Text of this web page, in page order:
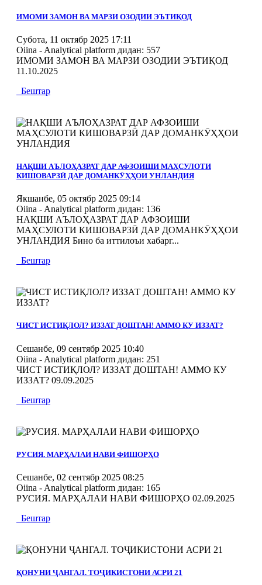
ИМОМИ ЗАМОН ВА МАРЗИ ОЗОДИИ ЭЪТИҚОД
Субота, 11 октябр 2025 17:11
Oiina - Analytical platform дидан: 557
ИМОМИ ЗАМОН ВА МАРЗИ ОЗОДИИ ЭЪТИҚОД
11.10.2025
Бештар
НАҚШИ АЪЛОҲАЗРАТ ДАР АФЗОИШИ МАҲСУЛОТИ
КИШОВАРЗӢ ДАР ДОМАНКӮҲҲОИ УНЛАНДИЯ
Якшанбе, 05 октябр 2025 09:14
Oiina - Analytical platform дидан: 136
НАҚШИ АЪЛОҲАЗРАТ ДАР АФЗОИШИ
МАҲСУЛОТИ КИШОВАРЗӢ ДАР ДОМАНКӮҲҲОИ
УНЛАНДИЯ Бино ба иттилоъи хабарг...
Бештар
ЧИСТ ИСТИҚЛОЛ? ИЗЗАТ ДОШТАН! АММО КУ ИЗЗАТ?
Сешанбе, 09 сентябр 2025 10:40
Oiina - Analytical platform дидан: 251
ЧИСТ ИСТИҚЛОЛ? ИЗЗАТ ДОШТАН! АММО КУ
ИЗЗАТ? 09.09.2025
Бештар
РУСИЯ. МАРҲАЛАИ НАВИ ФИШОРҲО
Сешанбе, 02 сентябр 2025 08:25
Oiina - Analytical platform дидан: 165
РУСИЯ. МАРҲАЛАИ НАВИ ФИШОРҲО 02.09.2025
Бештар
ҚОНУНИ ҶАНГАЛ. ТОҶИКИСТОНИ АСРИ 21